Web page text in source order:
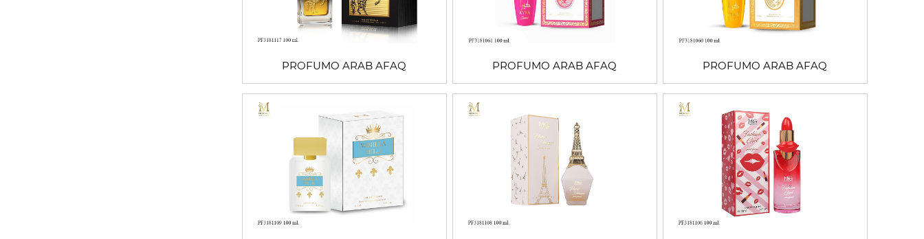
PROFUMO ARAB AFAQ PROFUMO ARAB AFAQ PROFUMO ARAB AFAQ